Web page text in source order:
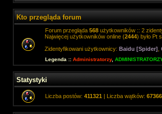
Kto przegląda forum
Forum przegląda 568 użytkowników :: 2
Najwięcej użytkowników online (2444) było Pt
Zidentyfikowani użytkownicy: Baidu [Spider]
Legenda :: Administratorzy,
Statystyki
Liczba postów: 411321 | Liczba wątków: 67366